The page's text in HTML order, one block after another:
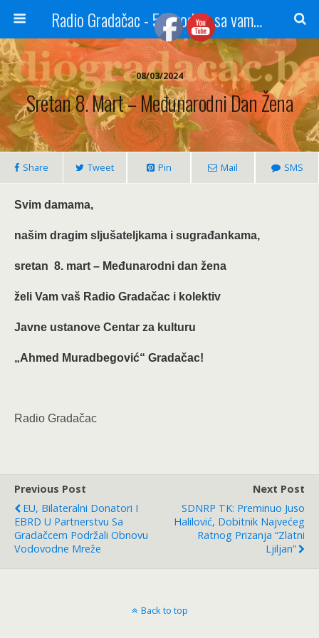
Radio Gradačac - 56 godina sa vama...
08/03/2024
Sretan 8. Mart – Međunarodni Dan Žena
Share Tweet Pin Mail SMS
Svim damama,
našim dragim sljušateljkama i sugrađankama,
sretan 8. mart – Međunarodni dan žena
želi Vam vaš Radio Gradačac i kolektiv
Javne ustanove Centar za kulturu
„Ahmed Muradbegović“ Gradačac!
Radio Gradačac
Previous Post
EU, Bilateralni Donatori I
EBRD U Partnerstvu Sa
Gradačcem Podržali Obnovu
Vodovodne Mreže
Next Post
SDNRP TK: Preminuo Juso
Halilović, Dobitnik Najvećeg
Ratnog Prizanja “Zlatni
Ljiljan”
Back to top